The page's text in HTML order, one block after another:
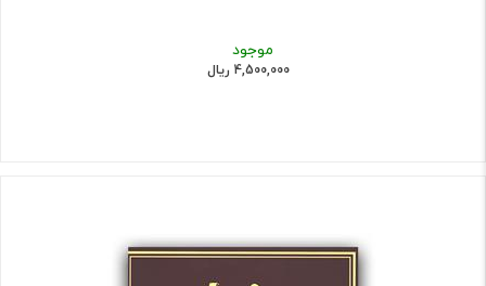
موجود
4,500,000 ریال